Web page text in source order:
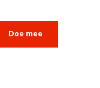
Doe mee